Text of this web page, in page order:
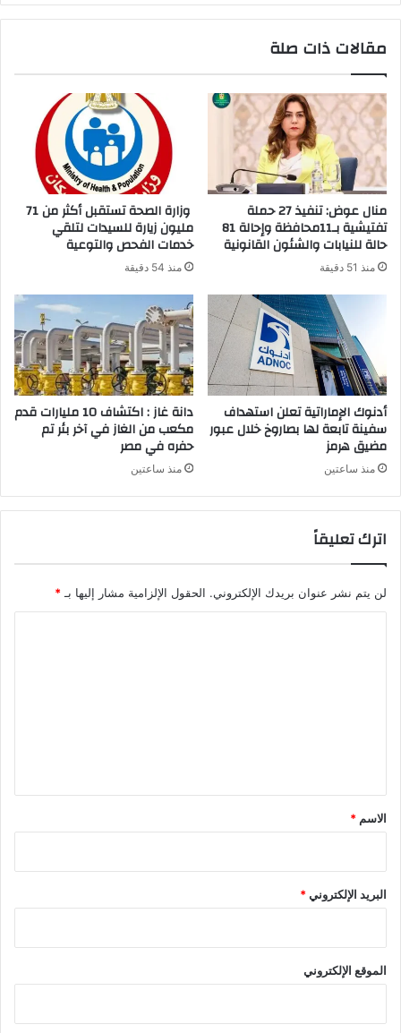
مقالات ذات صلة
منال عوض: تنفيذ 27 حملة
تفتيشية بـ11محافظة وإحالة 81
حالة للنيابات والشئون القانونية
منذ 51 دقيقة
وزارة الصحة تستقبل أكثر من 71
مليون زيارة للسيدات لتلقي
خدمات الفحص والتوعية
منذ 54 دقيقة
أدنوك الإماراتية تعلن استهداف
سفينة تابعة لها بصاروخ خلال عبور
مضيق هرمز
منذ ساعتين
دانة غاز : اكتشاف 10 مليارات قدم
مكعب من الغاز في آخر بئر تم
حفره في مصر
منذ ساعتين
اترك تعليقاً
لن يتم نشر عنوان بريدك الإلكتروني. الحقول الإلزامية مشار إليها بـ *
*
الاسم *
البريد الإلكتروني*
الموقع الإلكتروني